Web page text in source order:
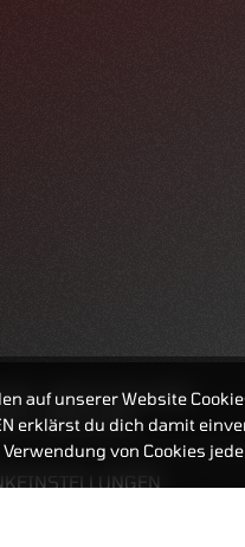
MO-FR: 7:30-23 UHR
8:00-22 UHR
auf unserer Website
erklärst du dich damit
von Cookies